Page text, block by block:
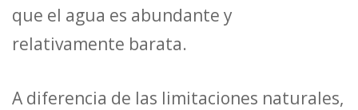
que el agua es abundante y
relativamente barata.
A diferencia de las limitaciones naturales,